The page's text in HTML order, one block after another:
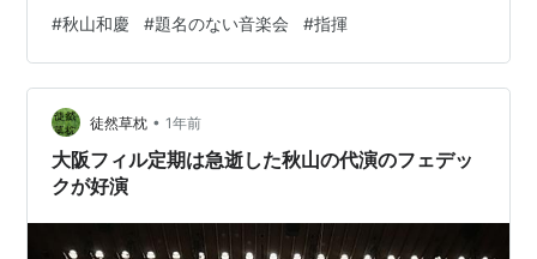
思い浮かべるのではないでしょうか。しかし、世界で
も、国内でも活躍している日本人指揮者はかなりたくさ
んいらっしゃいます。「高関健」「山下一史」などもカ
ラヤンの弟子として有名ですよね。個人的には、私は
「尾高忠明」が好きです。そして、「秋山和慶」も好き
な指揮者の一人でした。 秋山さんは指揮の派手さなど
#秋山和慶 #題名のない音楽会 #指揮
徒然草枕 • 1年前
大阪フィル定期は急逝した秋山の代演のフェデッ
クが好演